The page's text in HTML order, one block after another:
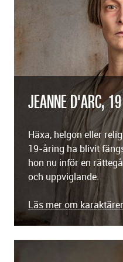
JEANNE D'ARC,
Häxa, helgon eller
19-åring ha blivit
hon nu inför en
och uppviglande.
Läs mer om